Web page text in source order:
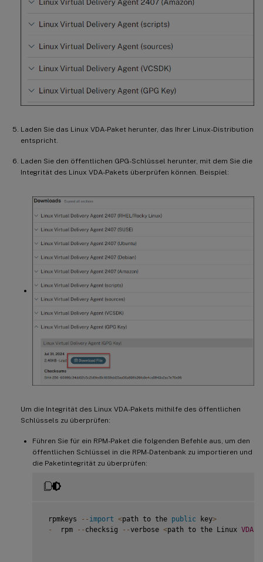
Laden Sie das Linux VDA-Paket herunter, das Ihrer Linux-Distribution
entspricht.
Laden Sie den öffentlichen GPG-Schlüssel herunter, mit dem Sie die
Integrität des Linux VDA-Pakets überprüfen können. Beispiel:
Um die Integrität des Linux VDA-Pakets mithilfe des öffentlichen
Schlüssels zu überprüfen:
Führen Sie für ein RPM-Paket die folgenden Befehle aus, um den
öffentlichen Schlüssel in die RPM-Datenbank zu importieren und
die Paketintegrität zu überprüfen:
rpmkeys -- import <path to the public key>
-
  rpm
-- checksig --verbose <path to the Linux VDA